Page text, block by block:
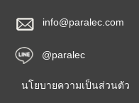
info@paralec.com
@paralec
นโยบายความเป็นส่วนตัว